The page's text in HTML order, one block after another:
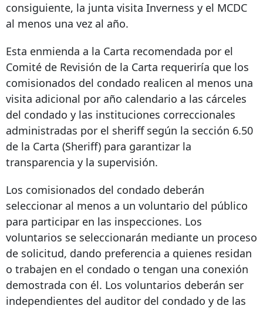
consiguiente, la junta visita Inverness y el MCDC
al menos una vez al año.
Esta enmienda a la Carta recomendada por el
Comité de Revisión de la Carta requeriría que los
comisionados del condado realicen al menos una
visita adicional por año calendario a las cárceles
del condado y las instituciones correccionales
administradas por el sheriff según la sección 6.50
de la Carta (Sheriff) para garantizar la
transparencia y la supervisión.
Los comisionados del condado deberán
seleccionar al menos a un voluntario del público
para participar en las inspecciones. Los
voluntarios se seleccionarán mediante un proceso
de solicitud, dando preferencia a quienes residan
o trabajen en el condado o tengan una conexión
demostrada con él. Los voluntarios deberán ser
independientes del auditor del condado y de las